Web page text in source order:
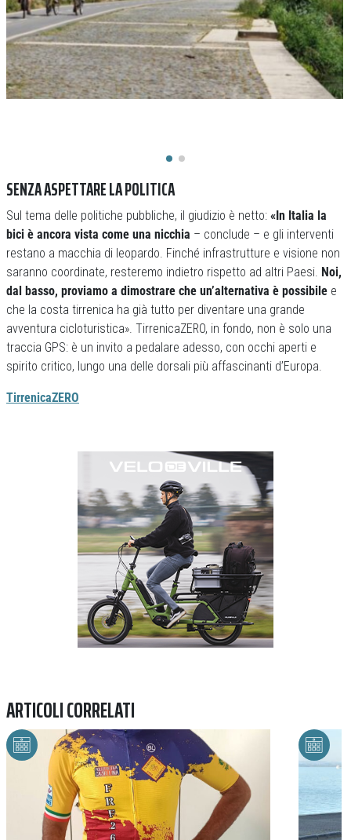
SENZA ASPETTARE LA POLITICA
Sul tema delle politiche pubbliche, il giudizio è netto: «In Italia la
bici è ancora vista come una nicchia – conclude – e gli interventi
restano a macchia di leopardo. Finché infrastrutture e visione non
saranno coordinate, resteremo indietro rispetto ad altri Paesi. Noi,
dal basso, proviamo a dimostrare che un’alternativa è possibile e
che la costa tirrenica ha già tutto per diventare una grande
avventura cicloturistica». TirrenicaZERO, in fondo, non è solo una
traccia GPS: è un invito a pedalare adesso, con occhi aperti e
spirito critico, lungo una delle dorsali più affascinanti d’Europa.
TirrenicaZERO
ARTICOLI CORRELATI